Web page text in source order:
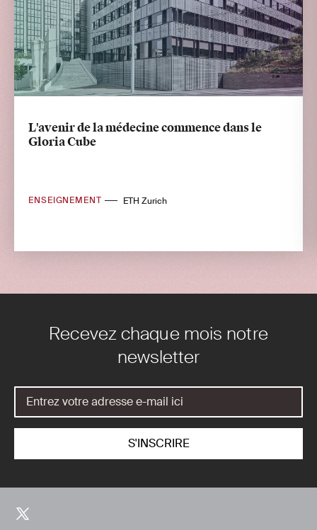
L'avenir de la médecine commence dans le
Gloria Cube
ENSEIGNEMENT ETH Zurich
Recevez chaque mois notre
newsletter